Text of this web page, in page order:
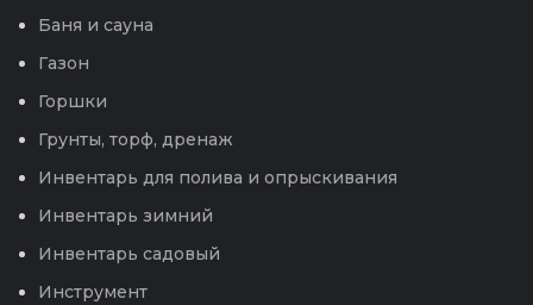
Баня и сауна
Газон
Горшки
Грунты, торф, дренаж
Инвентарь для полива и опрыскивания
Инвентарь зимний
Инвентарь садовый
Инструмент